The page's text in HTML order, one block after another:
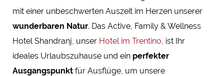
mit einer unbeschwerten Auszeit im Herzen unserer
wunderbaren Natur. Das Active, Family & Wellness
Hotel Shandranj, unser Hotel im Trentino, ist Ihr
ideales Urlaubszuhause und ein perfekter
Ausgangspunkt für Ausflüge, um unsere